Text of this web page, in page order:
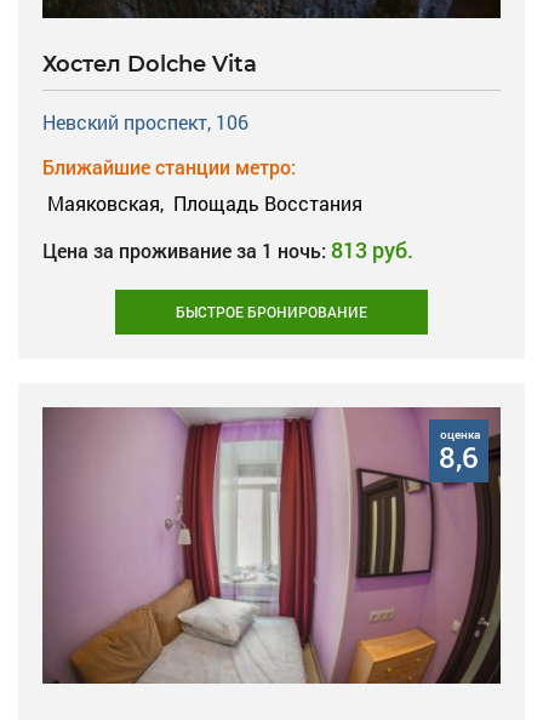
Хостел Dolche Vita
Невский проспект, 106
Ближайшие станции метро:
Маяковская, Площадь Восстания
Цена за проживание за 1 ночь: 813 руб.
БЫСТРОЕ БРОНИРОВАНИЕ
оценка
8,6